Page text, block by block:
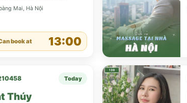
Mai, Hà Nội
book at 13:00
Today
Thúy